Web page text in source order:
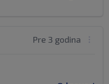
Pre 3 godina